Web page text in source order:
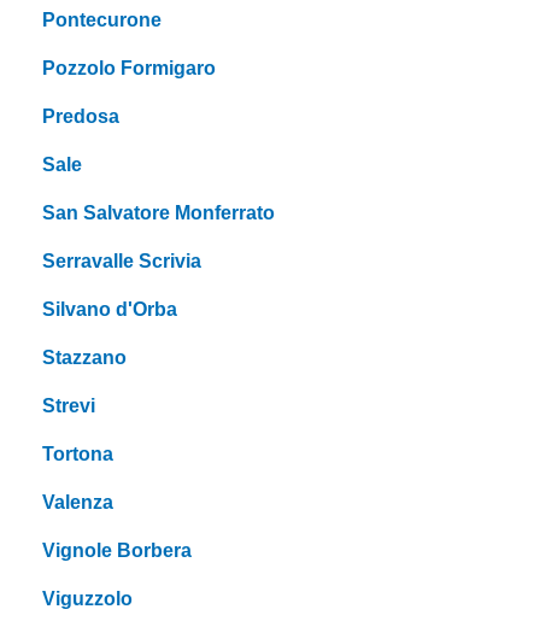
Pontecurone
Pozzolo Formigaro
Predosa
Sale
San Salvatore Monferrato
Serravalle Scrivia
Silvano d'Orba
Stazzano
Strevi
Tortona
Valenza
Vignole Borbera
Viguzzolo